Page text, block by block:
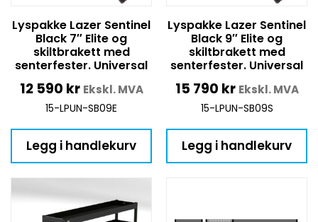
Lyspakke Lazer Sentinel
Black 7″ Elite og
skiltbrakett med
senterfester. Universal
12 590 kr Ekskl. MVA
15-LPUN-SB09E
Legg i handlekurv
Lyspakke Lazer Sentinel
Black 9″ Elite og
skiltbrakett med
senterfester. Universal
15 790 kr Ekskl. MVA
15-LPUN-SB09S
Legg i handlekurv